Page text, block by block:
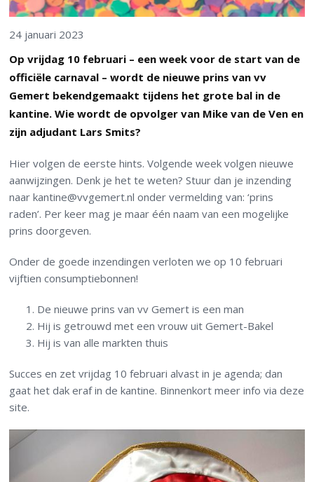
24 januari 2023
Op vrijdag 10 februari – een week voor de start van de
officiële carnaval – wordt de nieuwe prins van vv
Gemert bekendgemaakt tijdens het grote bal in de
kantine. Wie wordt de opvolger van Mike van de Ven en
zijn adjudant Lars Smits?
Hier volgen de eerste hints. Volgende week volgen nieuwe
aanwijzingen. Denk je het te weten? Stuur dan je inzending
naar kantine@vvgemert.nl onder vermelding van: ‘prins
raden’. Per keer mag je maar één naam van een mogelijke
prins doorgeven.
Onder de goede inzendingen verloten we op 10 februari
vijftien consumptiebonnen!
De nieuwe prins van vv Gemert is een man
Hij is getrouwd met een vrouw uit Gemert-Bakel
Hij is van alle markten thuis
Succes en zet vrijdag 10 februari alvast in je agenda; dan
gaat het dak eraf in de kantine. Binnenkort meer info via deze
site.